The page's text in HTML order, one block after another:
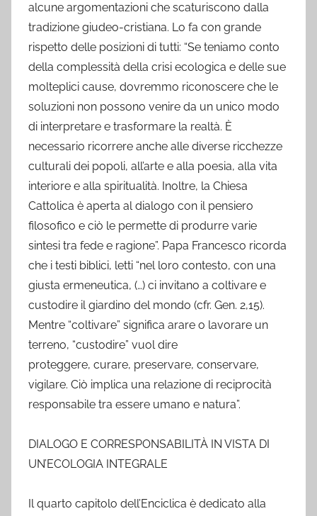
alcune argomentazioni che scaturiscono dalla
tradizione giudeo-cristiana. Lo fa con grande
rispetto delle posizioni di tutti: “Se teniamo conto
della complessità della crisi ecologica e delle sue
molteplici cause, dovremmo riconoscere che le
soluzioni non possono venire da un unico modo
di interpretare e trasformare la realtà. È
necessario ricorrere anche alle diverse ricchezze
culturali dei popoli, all’arte e alla poesia, alla vita
interiore e alla spiritualità. Inoltre, la Chiesa
Cattolica è aperta al dialogo con il pensiero
filosofico e ciò le permette di produrre varie
sintesi tra fede e ragione”. Papa Francesco ricorda
che i testi biblici, letti “nel loro contesto, con una
giusta ermeneutica, (…) ci invitano a coltivare e
custodire il giardino del mondo (cfr. Gen. 2,15).
Mentre “coltivare” significa arare o lavorare un
terreno, “custodire” vuol dire
proteggere, curare, preservare, conservare,
vigilare. Ciò implica una relazione di reciprocità
responsabile tra essere umano e natura”.
DIALOGO E CORRESPONSABILITÀ IN VISTA DI
UN’ECOLOGIA INTEGRALE
Il quarto capitolo dell’Enciclica è dedicato alla